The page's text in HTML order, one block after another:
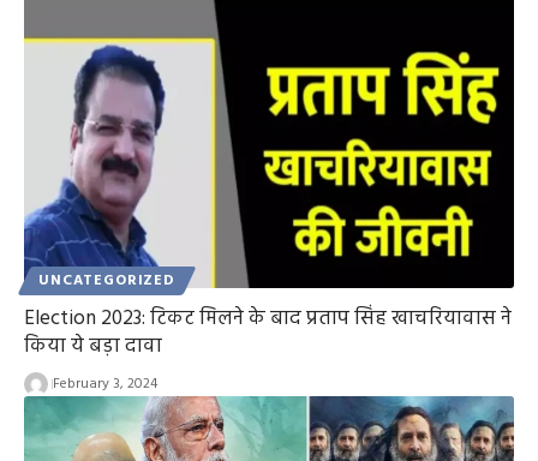
UNCATEGORIZED
Election 2023: टिकट मिलने के बाद प्रताप सिंह खाचरियावास ने
किया ये बड़ा दावा
February 3, 2024